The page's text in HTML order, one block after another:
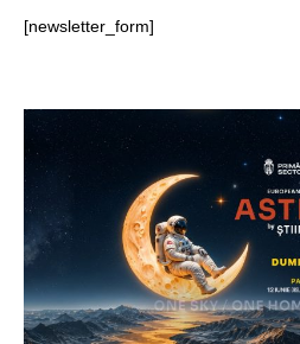
[newsletter_form]